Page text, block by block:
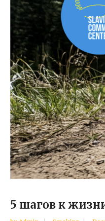
5 шагов к